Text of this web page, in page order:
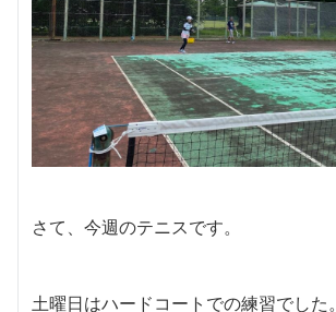
さて、今週のテニスです。
土曜日はハードコートでの練習でした。